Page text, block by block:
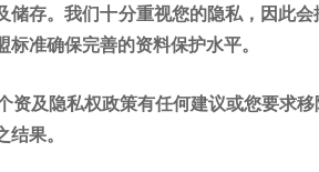
储存。我们十分重视您的隐私，因此
准确保完善的资料保护水平。
资及隐私权政策有任何建议或您要求
果。